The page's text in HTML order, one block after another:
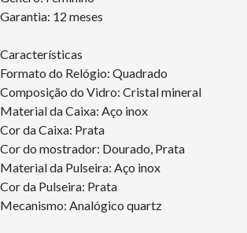
Garantia: 12 meses
Características
Formato do Relógio: Quadrado
Composição do Vidro: Cristal mineral
Material da Caixa: Aço inox
Cor da Caixa: Prata
Cor do mostrador: Dourado, Prata
Material da Pulseira: Aço inox
Cor da Pulseira: Prata
Mecanismo: Analógico quartz